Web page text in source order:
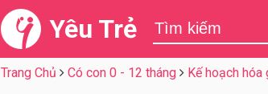
Yêu Trẻ
Trang Chủ Có con 0 - 12 tháng Kế hoạch hóa